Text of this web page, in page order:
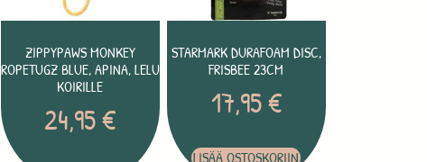
ZIPPYPAWS MONKEY
ROPETUGZ BLUE, APINA, LELU
KOIRILLE
24,95€
STARMARK DURAFOAM DISC,
FRISBEE 23CM
17,95€
LISÄÄ OSTOSKORIIN